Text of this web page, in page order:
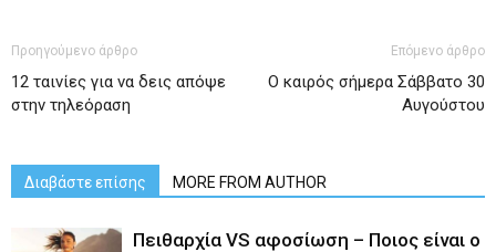
Προηγούμενο άρθρο
12 ταινίες για να δεις απόψε
στην τηλεόραση
Επόμενο άρθρο
Ο καιρός σήμερα Σάββατο 30
Αυγούστου
Διαβάστε επίσης MORE FROM AUTHOR
Πειθαρχία VS αφοσίωση – Ποιος είναι ο